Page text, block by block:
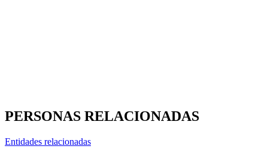
PERSONAS RELACIONADAS
Entidades relacionadas